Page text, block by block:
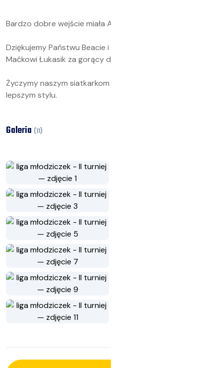
Bardzo dobre wejście miała Ania Rykaczewska.
Dziękujemy Państwu Beacie i Tomkowi Klimas oraz panu
Maćkowi Łukasik za gorący doping.
Życzymy naszym siatkarkom kolejnych zwycięstw w
lepszym stylu.
Galeria (11)